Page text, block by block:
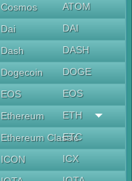
Cosmos
ATOM
Dai
DAI
Dash
DASH
Dogecoin
DOGE
EOS
EOS
Ethereum
ETH
Ethereum Classic
ETC
ICON
ICX